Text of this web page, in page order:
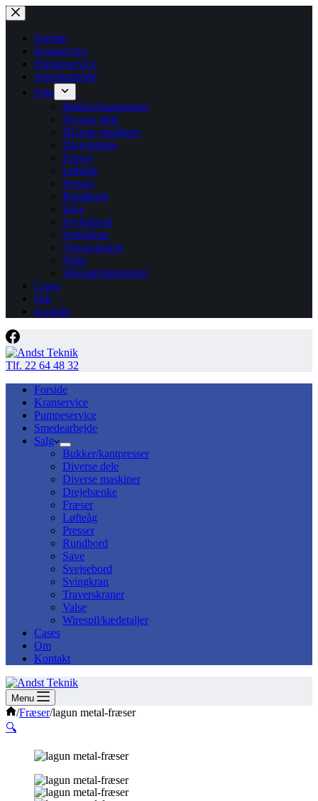
Fortsæt
til
indholdForside
Kranservice
Pumpeservice
Smedearbejde
Salg
Bukker/kantpresser
Diverse dele
Diverse maskiner
Drejebænke
Fræser
Løfteåg
Presser
Rundbord
Save
Svejsebord
Svingkran
Traverskraner
Valse
Wirespil/kædetaljer
Cases
Om
Kontakt
Tlf. 22 64 48 32
Forside
Kranservice
Pumpeservice
Smedearbejde
Salg
Bukker/kantpresser
Diverse dele
Diverse maskiner
Drejebænke
Fræser
Løfteåg
Presser
Rundbord
Save
Svejsebord
Svingkran
Traverskraner
Valse
Wirespil/kædetaljer
Cases
Om
Kontakt
Menu
Forside
/Fræser/lagun metal-fræser
🔍